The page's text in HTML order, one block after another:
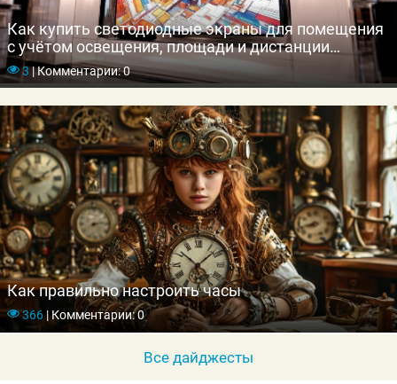
Как купить светодиодные экраны для помещения
с учётом освещения, площади и дистанции
просмотра
3|Комментарии: 0
Как правильно настроить часы
366|Комментарии: 0
Все дайджесты